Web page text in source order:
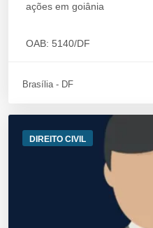
ações em goiânia
OAB: 5140/DF
Brasília - DF
DIREITO CIVIL